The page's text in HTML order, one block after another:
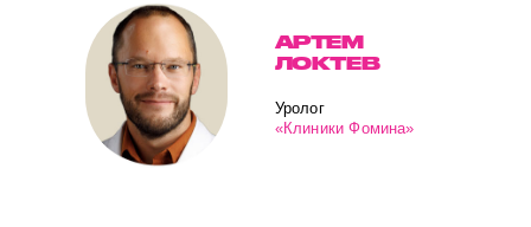
АРТЕМ
ЛОКТЕВ
Уролог
«Клиники Фомина»